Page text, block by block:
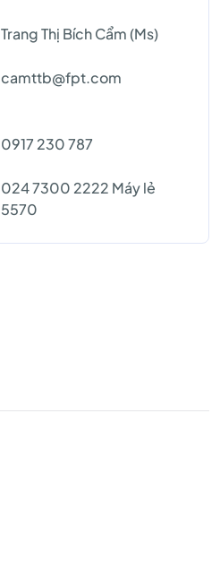
Trang Thị Bích Cẩm (Ms)
camttb@fpt.com
0917 230 787
024 7300 2222 Máy lẻ
5570